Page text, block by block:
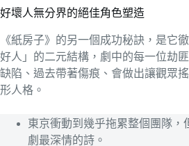
好壞人無分界的絕佳角色塑造
《紙房子》的另一個成功秘訣，是它
好人」的二元結構，劇中的每一位劫
缺陷、過去帶著傷痕、會做出讓觀眾
形人格。
東京衝動到幾乎拖累整個團隊，
劇最深情的詩。